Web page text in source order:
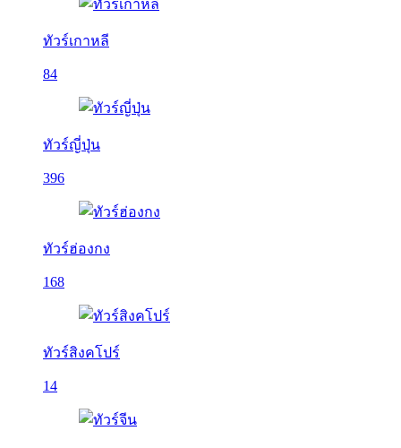
ทัวร์เกาหลี
84
ทัวร์ญี่ปุ่น
396
ทัวร์ฮ่องกง
168
ทัวร์สิงคโปร์
14